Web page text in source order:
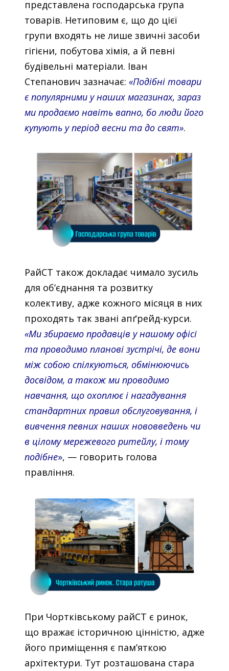
представлена господарська група
товарів. Нетиповим є, що до цієї
групи входять не лише звичні засоби
гігієни, побутова хімія, а й певні
будівельні матеріали. Іван
Степанович зазначає: «Подібні товари
є популярними у наших магазинах, зараз
ми продаємо навіть вапно, бо люди його
купують у період весни та до свят».
РайСТ також докладає чимало зусиль
для об’єднання та розвитку
колективу, адже кожного місяця в них
проходять так звані апґрейд-курси.
«Ми збираємо продавців у нашому офісі
та проводимо планові зустрічі, де вони
між собою спілкуються, обмінюючись
досвідом, а також ми проводимо
навчання, що охоплює і нагадування
стандартних правил обслуговування, і
вивчення певних наших нововведень чи
в цілому мережевого ритейлу, і тому
подібне», — говорить голова
правління.
При Чортківському райСТ є ринок,
що вражає історичною цінністю, адже
його приміщення є пам’яткою
архітектури. Тут розташована стара